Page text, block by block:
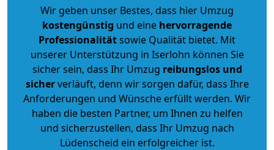
Wir geben unser Bestes, dass hier Umzug
kostengünstig und eine hervorragende
Professionalitätsowie Qualität bietet. Mit
unserer Unterstützung in Iserlohn können Sie
sicher sein, dass Ihr Umzug reibungslos und
sicherverläuft, denn wir sorgen dafür, dass Ihre
Anforderungen und Wünsche erfüllt werden. Wir
haben die besten Partner, um Ihnen zu helfen
und sicherzustellen, dass Ihr Umzug nach
Lüdenscheid ein erfolgreicher ist.